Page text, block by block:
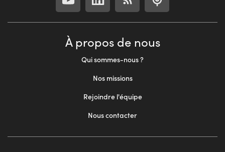
À propos de nous
Qui sommes-nous ?
Nos missions
Rejoindre l'équipe
Nous contacter